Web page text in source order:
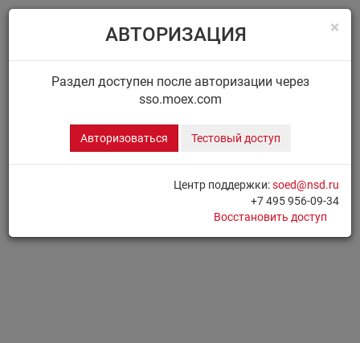
Menu
ДИСК.СООБЩЕНИЯ
×
АВТОРИЗАЦИЯ
Раздел доступен после авторизации через
sso.moex.com
Авторизоваться Тестовый доступ
Центр поддержки:soed@nsd.ru
+7 495 956-09-34
Восстановить доступ